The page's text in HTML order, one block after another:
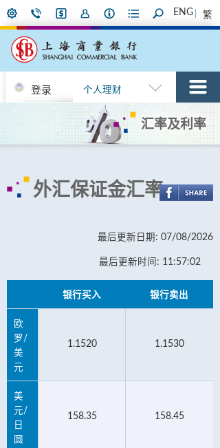
ENG 繁
登录 个人理财
汇率及利率
外汇保证金汇率
最后更新日期: 07/08/2026
最后更新时间: 11:57:02
银行买入 银行卖出
欧
罗/
美
元
1.1520 1.1530
美
元/
日
圆
158.35 158.45